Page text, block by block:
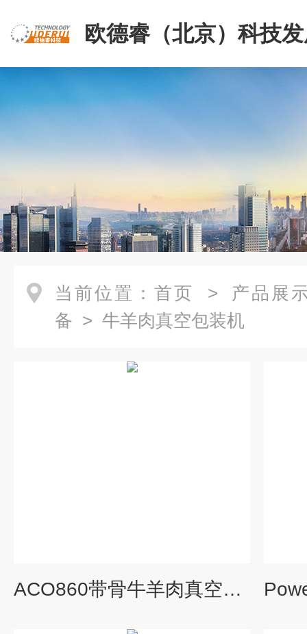
欧德睿（北京）科技
公司
当前位置： 首页 > 产品展
备 > 牛羊肉真空包装机
ACO860带骨牛羊肉真空热缩包装线